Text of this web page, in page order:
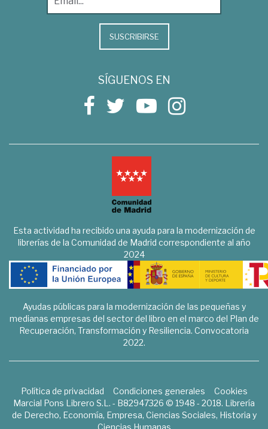
SUSCRIBIRSE
SÍGUENOS EN
Esta actividad ha recibido una ayuda para la modernización de
librerías de la Comunidad de Madrid correspondiente al año
2024
Ayudas públicas para la modernización de las pequeñas y
medianas empresas del sector del libro en el marco del Plan de
Recuperación, Transformación y Resiliencia. Convocatoria
2022.
Política de privacidad Condiciones generales
Cookies
Marcial Pons Librero S.L. - B82947326 © 1948 - 2018. Librería
de Derecho, Economía, Empresa, Ciencias Sociales, Historia y
Ciencias Humanas